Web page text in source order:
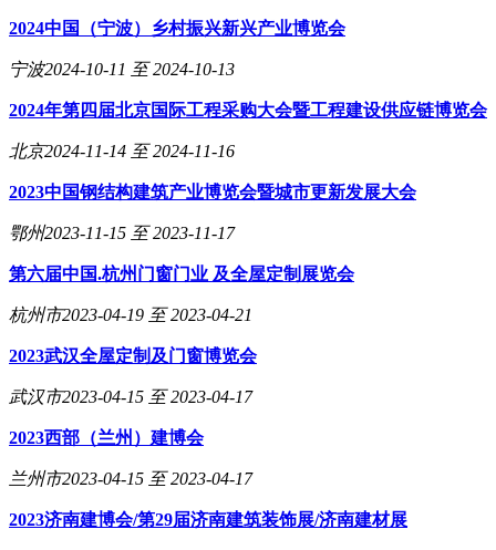
2024中国（宁波）乡村振兴新兴产业博览会
宁波2024-10-11 至 2024-10-13
2024年第四届北京国际工程采购大会暨工程建设供应链博览会
北京2024-11-14 至 2024-11-16
2023中国钢结构建筑产业博览会暨城市更新发展大会
鄂州2023-11-15 至 2023-11-17
第六届中国.杭州门窗门业 及全屋定制展览会
杭州市2023-04-19 至 2023-04-21
2023武汉全屋定制及门窗博览会
武汉市2023-04-15 至 2023-04-17
2023西部（兰州）建博会
兰州市2023-04-15 至 2023-04-17
2023济南建博会/第29届济南建筑装饰展/济南建材展